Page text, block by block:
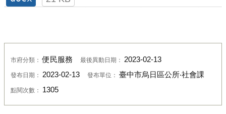
市府分類：便民服務 最後異動日期： 2023-02-13
發布日期： 2023-02-13 發布單位： 臺中市烏日區公所‧社會課
點閱次數： 1305